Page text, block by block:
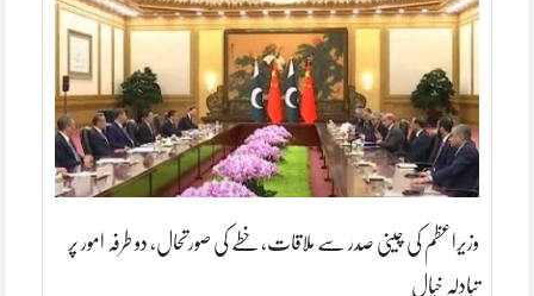
وزیراعظم کی چینی صدر سے ملاقات، خطے کی صورتحال، دو طرفہ امور پر
تبادلہ خیال